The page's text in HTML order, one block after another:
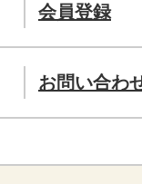
会員登録
お問い合わ